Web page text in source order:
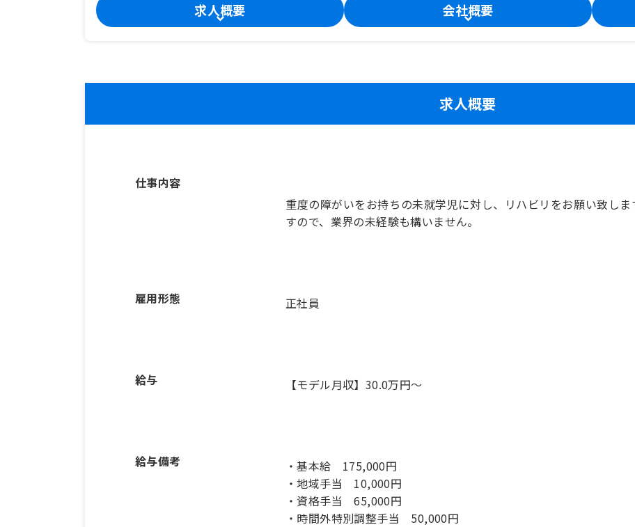
求人概要 会社概要
求人概要
仕事内容
重度の障がいをお持ちの未就学児に対し、リハビリをお願い致し
すので、業界の未経験も構いません。
雇用形態 正社員
給与 【モデル月収】30.0万円〜
給与備考
・基本給 175,000円
・地域手当 10,000円
・資格手当 65,000円
・時間外特別調整手当 50,000円